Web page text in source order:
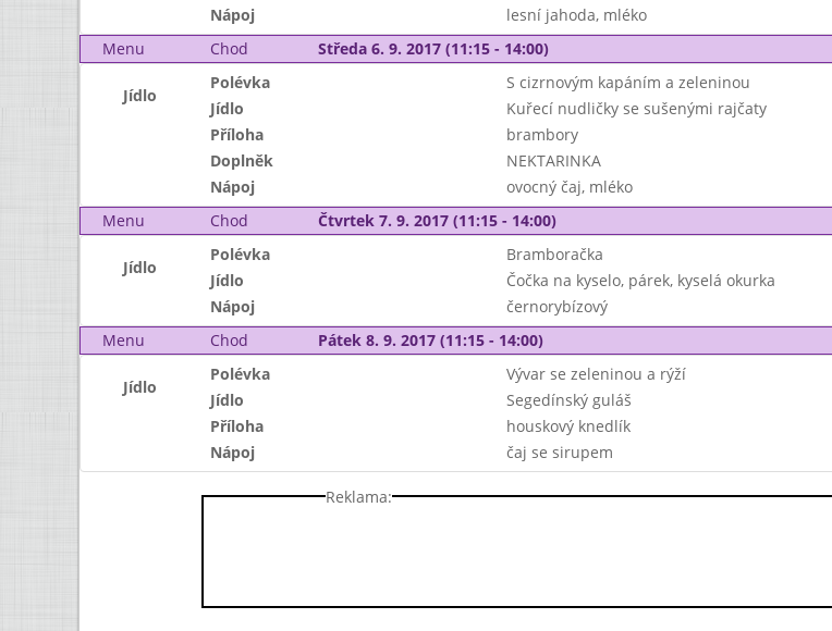
Nápoj
lesní jahoda, mléko
Menu
Chod Středa 6. 9. 2017 (11:15 - 14:00)
Jídlo
Polévka S cizrnovým kapáním a zeleninou
Jídlo
Kuřecí nudličky se sušenými rajčaty
Příloha
brambory
Doplněk
NEKTARINKA
Nápoj
ovocný čaj, mléko
Menu
Chod Čtvrtek 7. 9. 2017 (11:15 - 14:00)
Jídlo
Polévka Bramboračka
Jídlo
Čočka na kyselo, párek, kyselá okurka
Nápoj
černorybízový
Menu
Chod Pátek 8. 9. 2017 (11:15 - 14:00)
Jídlo
Polévka Vývar se zeleninou a rýží
Jídlo
Segedínský guláš
Příloha
houskový knedlík
Nápoj
čaj se sirupem
Reklama: